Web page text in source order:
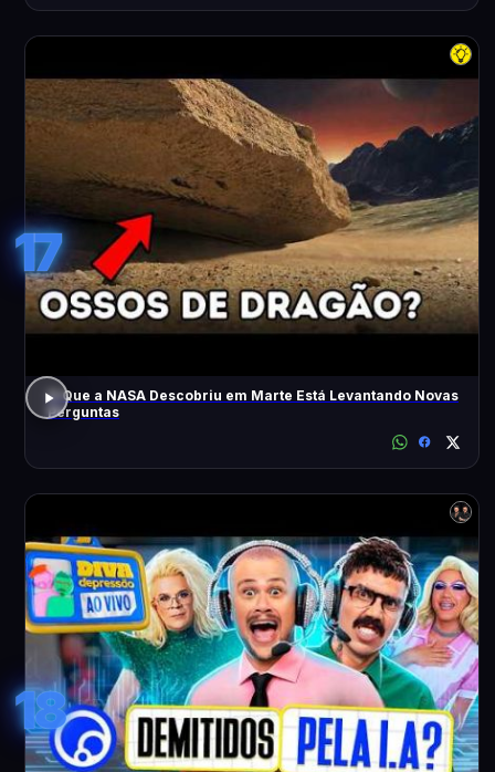
17
O Que a NASA Descobriu em Marte Está Levantando Novas
Perguntas
18